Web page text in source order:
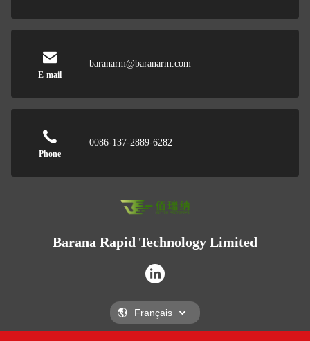
E-mail
baranarm@baranarm.com
Phone
0086-137-2889-6282
Barana Rapid Technology Limited